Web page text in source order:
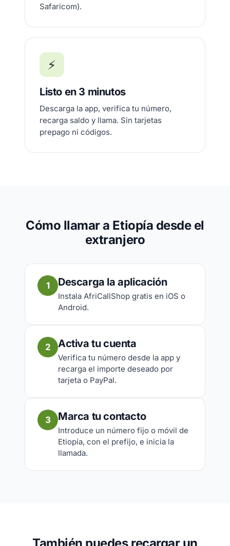
Safaricom).
⚡
Listo en 3 minutos
Descarga la app, verifica tu número,
recarga saldo y llama. Sin tarjetas
prepago ni códigos.
Cómo llamar a Etiopía desde el
extranjero
1 Descarga la aplicación
Instala AfriCallShop gratis en iOS o
Android.
2 Activa tu cuenta
Verifica tu número desde la app y
recarga el importe deseado por
tarjeta o PayPal.
3 Marca tu contacto
Introduce un número fijo o móvil de
Etiopía, con el prefijo, e inicia la
llamada.